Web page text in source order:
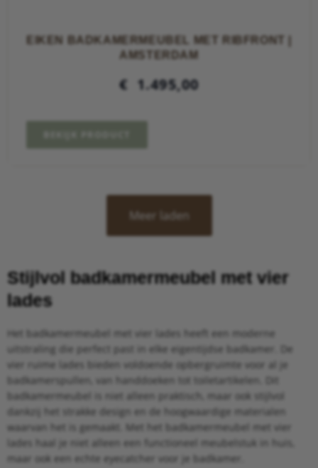
EIKEN BADKAMERMEUBEL MET RIBFRONT |
AMSTERDAM
€ 1.495,00
Meer laden
Stijlvol badkamermeubel met vier
lades
Het badkamermeubel met vier lades heeft een moderne
uitstraling die perfect past in elke eigentijdse badkamer. De
vier ruime lades bieden voldoende opbergruimte voor al je
badkamerspullen, van handdoeken tot toiletartikelen. Dit
badkamermeubel is niet alleen praktisch, maar ook stijlvol
dankzij het strakke design en de hoogwaardige materialen
waarvan het is gemaakt. Met het badkamermeubel met vier
lades haal je niet alleen een functioneel meubelstuk in huis,
maar ook een echte eyecatcher voor je badkamer.